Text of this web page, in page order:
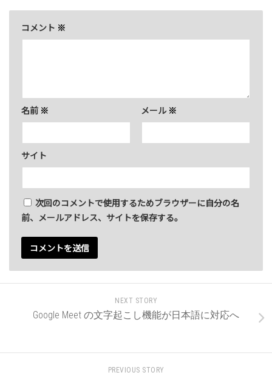
コメント ※
名前 ※ メール ※
サイト
次回のコメントで使用するためブラウザーに自分の名
前、メールアドレス、サイトを保存する。
NEXT STORY
Google Meet の文字起こし機能が日本語に対応へ
PREVIOUS STORY